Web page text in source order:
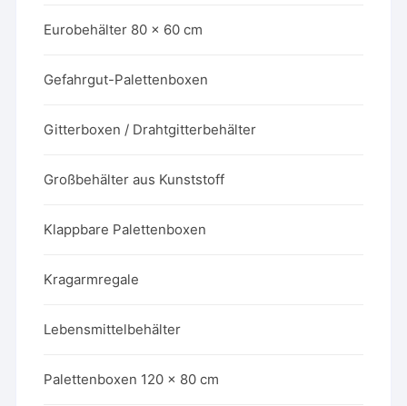
Eurobehälter 80 x 60 cm
Gefahrgut-Palettenboxen
Gitterboxen / Drahtgitterbehälter
Großbehälter aus Kunststoff
Klappbare Palettenboxen
Kragarmregale
Lebensmittelbehälter
Palettenboxen 120 x 80 cm